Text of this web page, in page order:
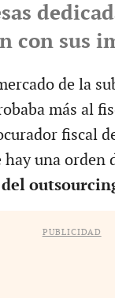
con sus
de la
más al
fiscal
una orden
PUBLICIDAD